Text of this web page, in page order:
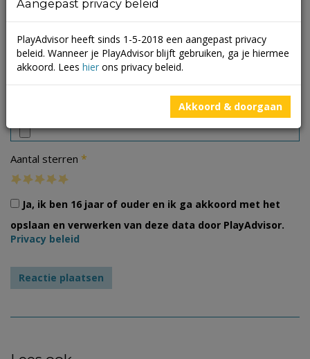
Aantal sterren *
Ja, ik ben 16 jaar of ouder en ik ga akkoord met het
opslaan en verwerken van deze data door PlayAdvisor.
Privacy beleid
Aangepast privacy beleid
PlayAdvisor heeft sinds 1-5-2018 een aangepast privacy
beleid. Wanneer je PlayAdvisor blijft gebruiken, ga je hiermee
akkoord. Lees hier ons privacy beleid.
Akkoord & doorgaan